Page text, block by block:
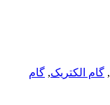
, گام الکتریک, گام